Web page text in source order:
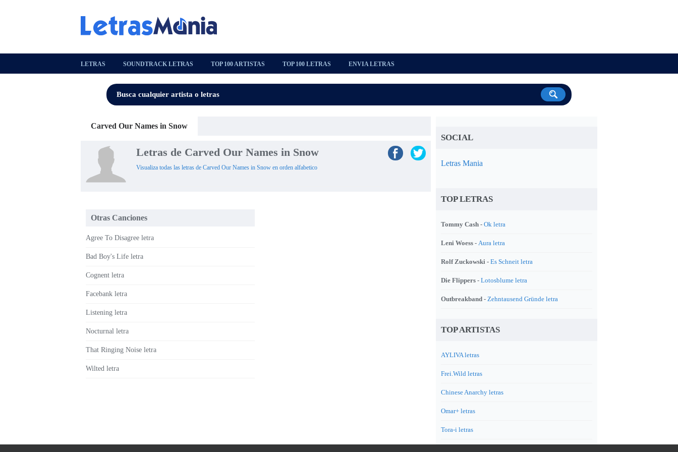
LETRAS SOUNDTRACK LETRAS TOP 100 ARTISTAS TOP 100 LETRAS ENVIA LETRAS
Carved Our Names in Snow
Letras de Carved Our Names in Snow
Visualiza todas las letras de Carved Our Names in Snow en orden alfabetico
Otras Canciones
Agree To Disagree letra
Bad Boy's Life letra
Cognent letra
Facebank letra
Listening letra
Nocturnal letra
That Ringing Noise letra
Wilted letra
SOCIAL
Letras Mania
TOP LETRAS
Tommy Cash - Ok letra
Leni Woess - Aura letra
Rolf Zuckowski - Es Schneit letra
Die Flippers - Lotosblume letra
Outbreakband - Zehntausend Gründe letra
TOP ARTISTAS
AYLIVA letras
Frei.Wild letras
Chinese Anarchy letras
Omar+ letras
Tora-i letras